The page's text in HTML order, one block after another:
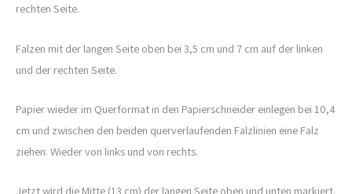
rechten Seite.
Falzen mit der langen Seite oben bei 3,5 cm und 7 cm auf der linken
und der rechten Seite.
Papier wieder im Querformat in den Papierschneider einlegen bei 10,4
cm und zwischen den beiden querverlaufenden Falzlinien eine Falz
ziehen. Wieder von links und von rechts.
Jetzt wird die Mitte (13 cm) der langen Seite oben und unten markiert.